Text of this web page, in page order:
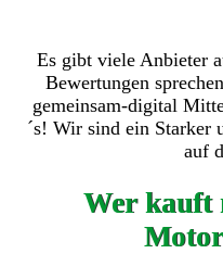
Es gibt viele Anbieter
Bewertungen
gemeinsam-digital
´s! Wir sind ein Starker
auf
Wer kauft